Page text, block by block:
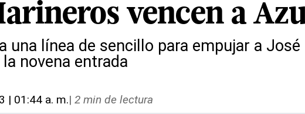
vencen a
una línea de sencillo para empujar a José
novena entrada
| 01:44 a. m.| 2 min de lectura